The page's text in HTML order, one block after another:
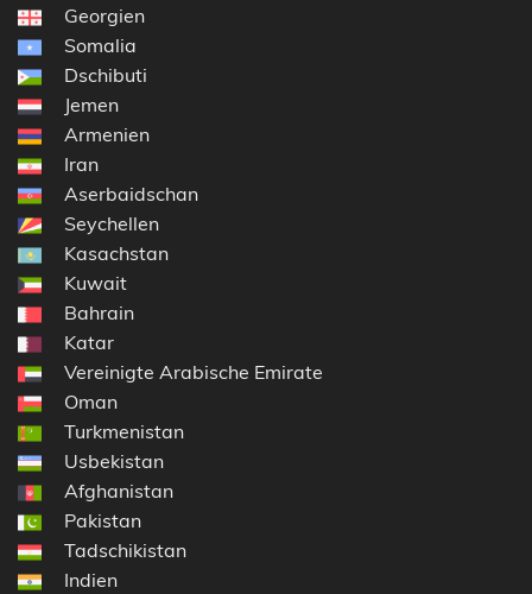
Georgien
Somalia
Dschibuti
Jemen
Armenien
Iran
Aserbaidschan
Seychellen
Kasachstan
Kuwait
Bahrain
Katar
Vereinigte Arabische Emirate
Oman
Turkmenistan
Usbekistan
Afghanistan
Pakistan
Tadschikistan
Indien